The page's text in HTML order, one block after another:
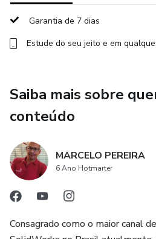
Garantia de 7 dias
Estude do seu jeito e em
Saiba mais sobre
conteúdo
MARCELO PEREIRA
6 Ano Hotmarter
Consagrado como o maior canal